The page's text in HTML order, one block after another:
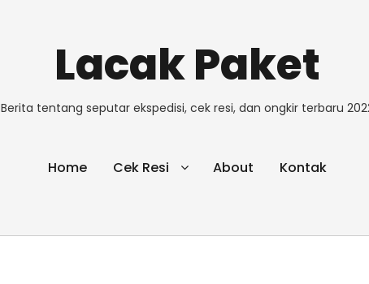
Lacak Paket
Berita tentang seputar ekspedisi, cek resi, dan ongkir terbaru
Home Cek Resi About Kontak